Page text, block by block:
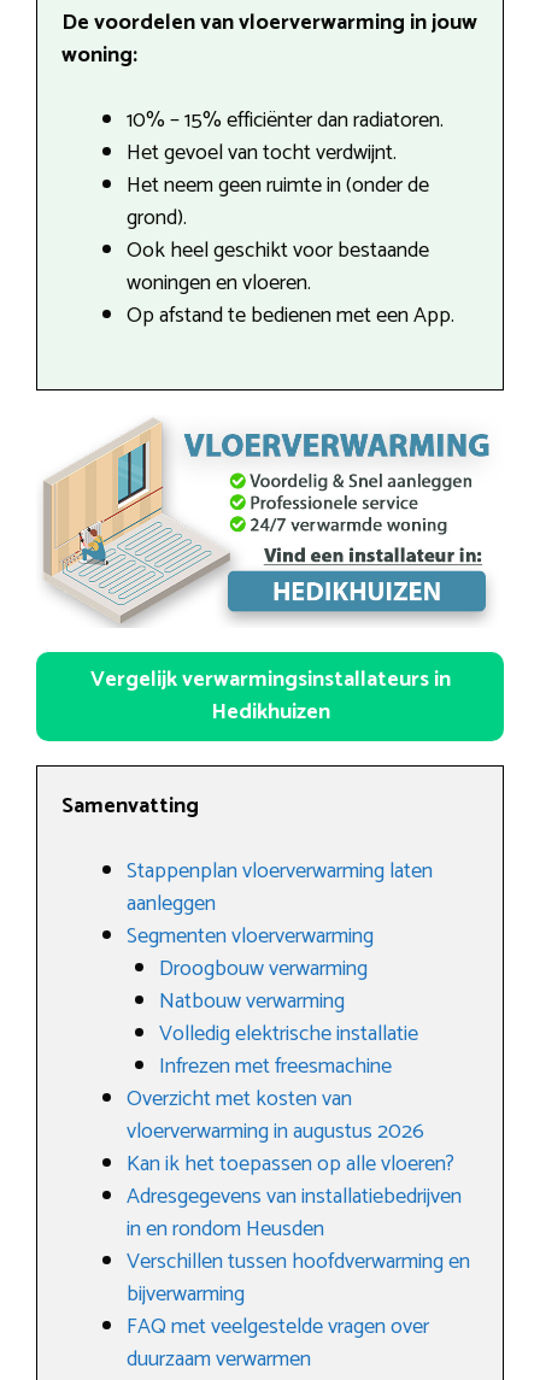
De voordelen van vloerverwarming in jouw
woning:
10% – 15% efficiënter dan radiatoren.
Het gevoel van tocht verdwijnt.
Het neem geen ruimte in (onder de
grond).
Ook heel geschikt voor bestaande
woningen en vloeren.
Op afstand te bedienen met een App.
Vergelijk verwarmingsinstallateurs in
Hedikhuizen
Samenvatting
Stappenplan vloerverwarming laten
aanleggen
Segmenten vloerverwarming
Droogbouw verwarming
Natbouw verwarming
Volledig elektrische installatie
Infrezen met freesmachine
Overzicht met kosten van
vloerverwarming in augustus 2026
Kan ik het toepassen op alle vloeren?
Adresgegevens van installatiebedrijven
in en rondom Heusden
Verschillen tussen hoofdverwarming en
bijverwarming
FAQ met veelgestelde vragen over
duurzaam verwarmen